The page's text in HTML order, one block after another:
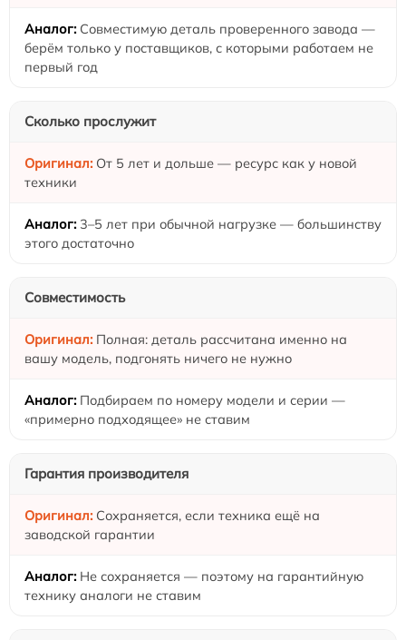
Совместимую деталь проверенного завода —
берём только у поставщиков, с которыми работаем не
первый год
Сколько прослужит
От 5 лет и дольше — ресурс как у новой
техники
3–5 лет при обычной нагрузке — большинству
этого достаточно
Совместимость
Полная: деталь рассчитана именно на
вашу модель, подгонять ничего не нужно
Подбираем по номеру модели и серии —
«примерно подходящее» не ставим
Гарантия производителя
Сохраняется, если техника ещё на
заводской гарантии
Не сохраняется — поэтому на гарантийную
технику аналоги не ставим